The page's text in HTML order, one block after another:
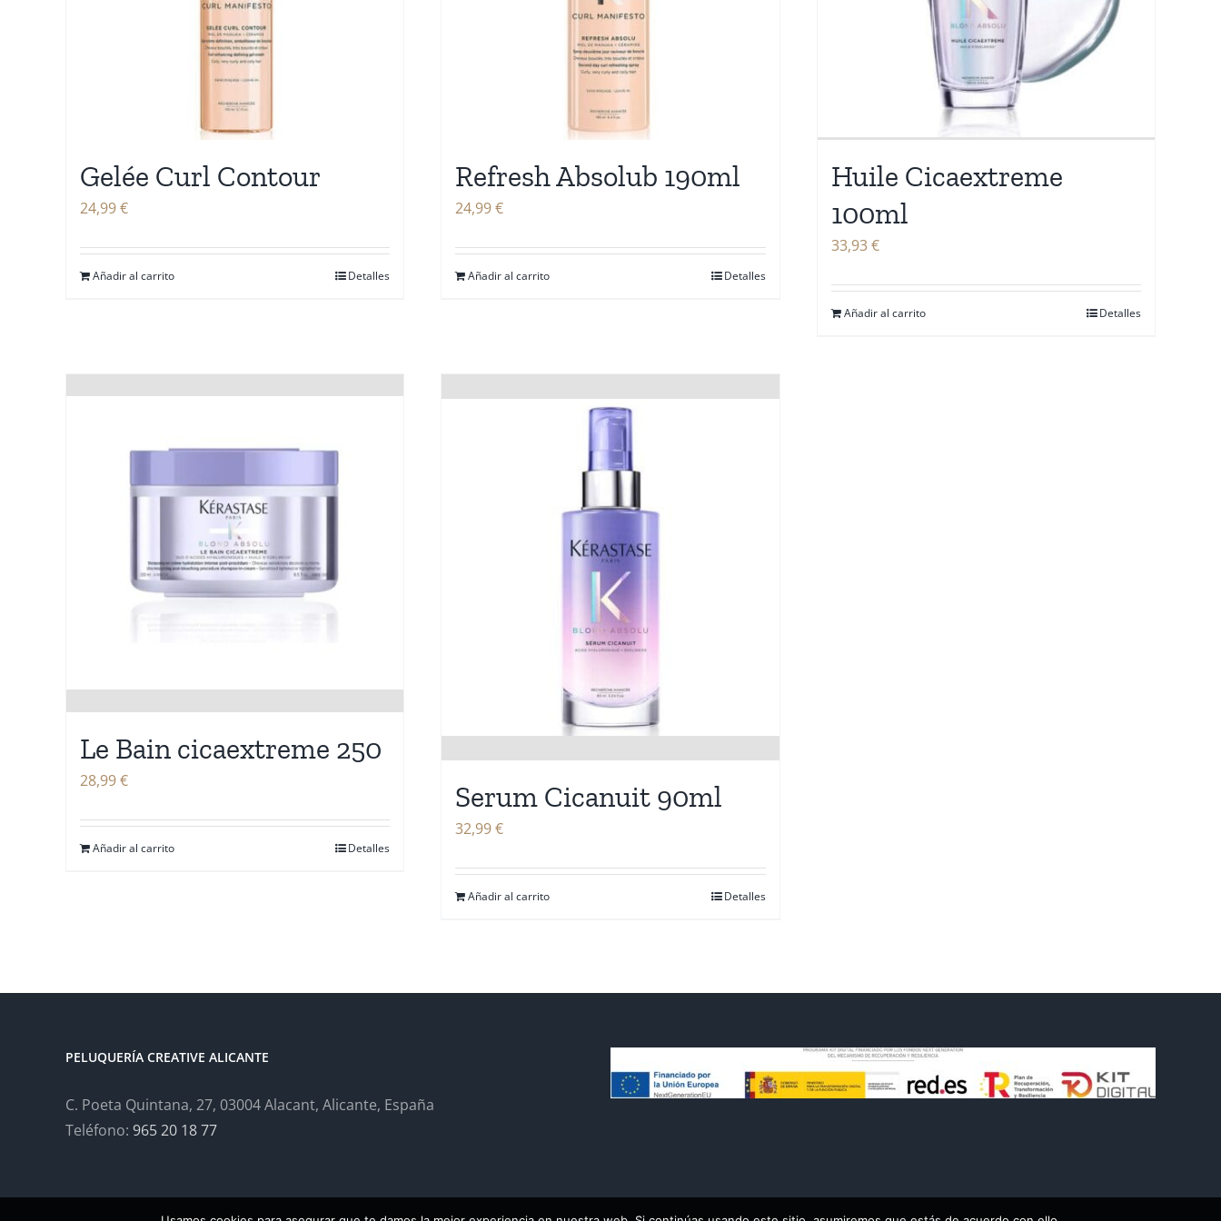
Gelée Curl Contour
24,99€
Añadir al carrito Detalles
Refresh Absolub 190ml
24,99€
Añadir al carrito Detalles
Huile Cicaextreme
100ml
33,93€
Añadir al carrito Detalles
Le Bain cicaextreme 250
28,99€
Añadir al carrito Detalles
Serum Cicanuit 90ml
32,99€
Añadir al carrito Detalles
PELUQUERÍA CREATIVE ALICANTE
C. Poeta Quintana, 27, 03004 Alacant, Alicante, España
Teléfono: 965 20 18 77